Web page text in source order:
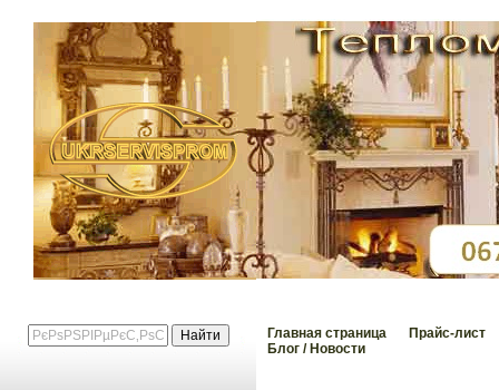
Главная страница
Прайс-лист
Блог / Новости